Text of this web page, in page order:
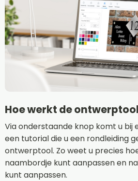
Hoe werkt de
Via onderstaande knop komt u bij
een tutorial die u een rondleiding
ontwerptool. Zo weet u precies
naambordje kunt aanpassen en
kunt aanpassen.